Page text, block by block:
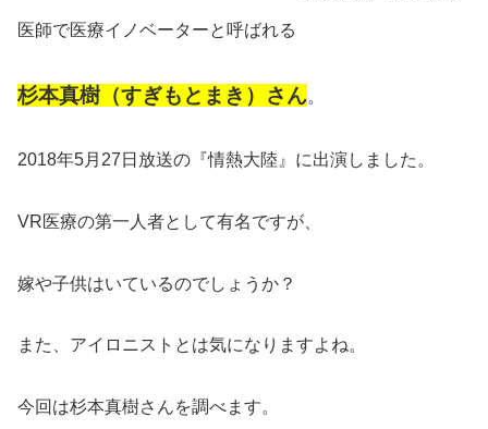
医師で医療イノベーターと呼ばれる
杉本真樹（すぎもとまき）さん。
2018年5月27日放送の『情熱大陸』に出演しました。
VR医療の第一人者として有名ですが、
嫁や子供はいているのでしょうか？
また、アイロニストとは気になりますよね。
今回は杉本真樹さんを調べます。